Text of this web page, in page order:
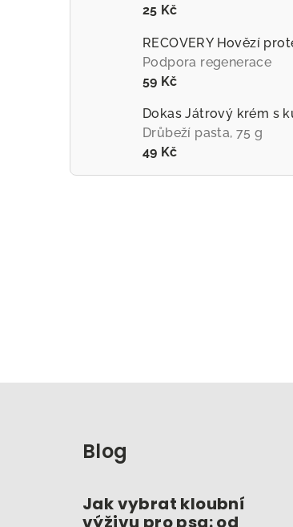
25 Kč
Podpora regenerace
59 Kč
Drůbeží pasta, 75 g
49 Kč
Blog
Jak vybrat kloubní
výživu pro psa: od